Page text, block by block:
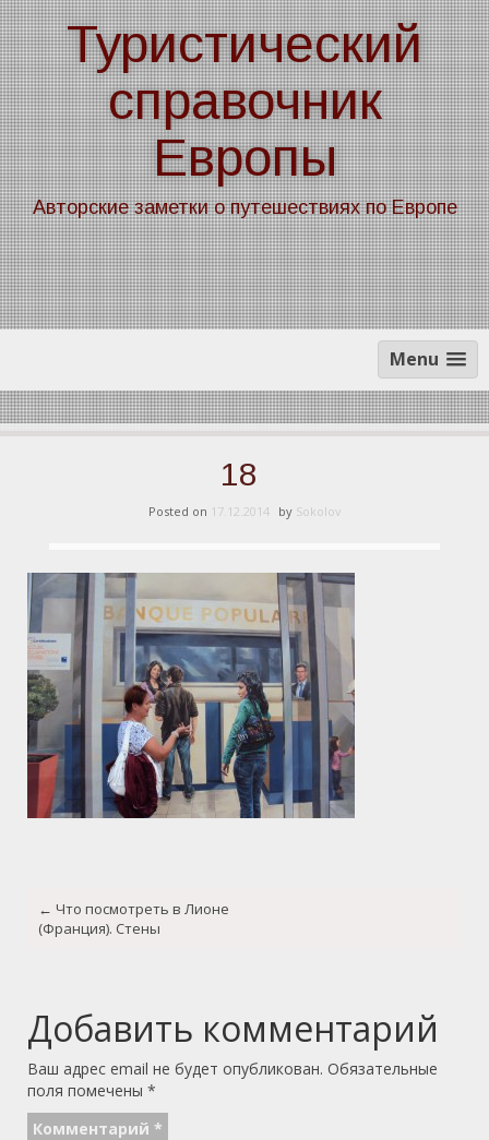
Skip
to
content
Туристический
справочник
Европы
Авторские заметки о путешествиях по Европе
Menu
18
Posted on 17.12.2014 by Sokolov
navigation
← Что посмотреть в Лионе
(Франция). Стены
Добавить комментарий
Ваш адрес email не будет опубликован. Обязательные
поля помечены *
Комментарий *